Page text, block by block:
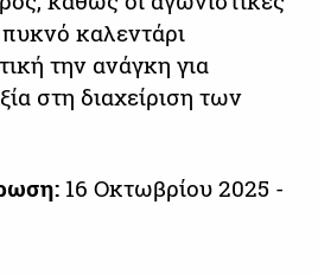
πυκνό καλεντάρι
την ανάγκη για
στη διαχείριση των
16 Οκτωβρίου 2025 -